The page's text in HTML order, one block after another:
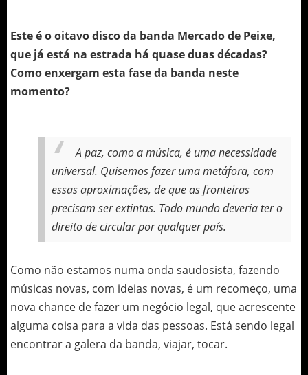
Este é o oitavo disco da banda Mercado de Peixe,
que já está na estrada há quase duas décadas?
Como enxergam esta fase da banda neste
momento?
A paz, como a música, é uma necessidade
universal. Quisemos fazer uma metáfora, com
essas aproximações, de que as fronteiras
precisam ser extintas. Todo mundo deveria ter o
direito de circular por qualquer país.
Como não estamos numa onda saudosista, fazendo
músicas novas, com ideias novas, é um recomeço, uma
nova chance de fazer um negócio legal, que acrescente
alguma coisa para a vida das pessoas. Está sendo legal
encontrar a galera da banda, viajar, tocar.